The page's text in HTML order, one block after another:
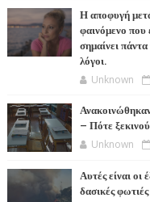
Η αποφυγή
φαινόμενο που
σημαίνει
λόγοι.
Unknown
– Πότε
Unknown
Αυτές είναι οι
δασικές φωτιές